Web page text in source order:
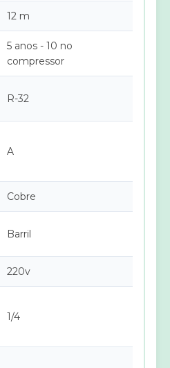
12 m
5 anos - 10 no
compressor
R-32
A
Cobre
Barril
220v
1/4